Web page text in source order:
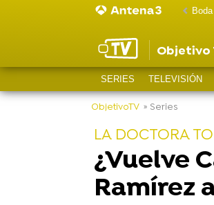
Objetivo
SERIES TELEVISIÓN
ObjetivoTV » Series
LA DOCTORA
¿Vuelve
Ramírez